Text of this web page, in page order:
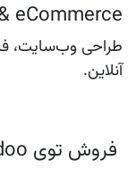
eCommerce
طراحی وب‌سایت،
آنلاین.
فروش توی Odoo چطوری مدیریت می‌شه؟